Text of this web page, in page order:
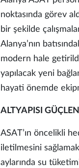
noktasında görev
bir şekilde
Alanya’nın
modern hale
yapılacak yeni
hayati önemde
ALTYAPISI
ASAT’ın öncelikli
iletilmesini
aylarında su